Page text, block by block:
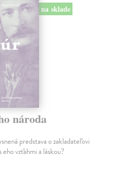
na sklade
národa
predstava o zakladateľovi
vzťahmi a láskou?